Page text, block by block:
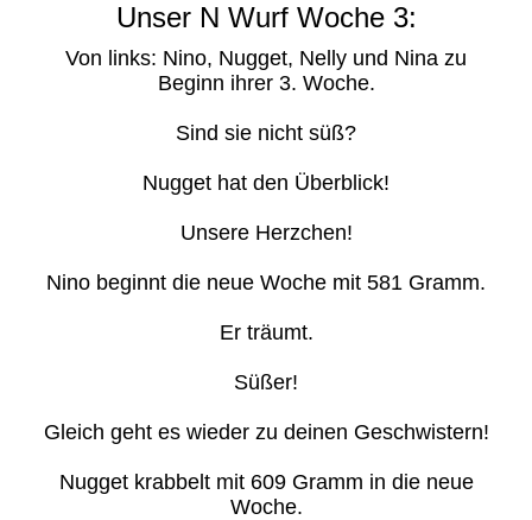
Unser N Wurf Woche 3:
Von links: Nino, Nugget, Nelly und Nina zu
Beginn ihrer 3. Woche.
Sind sie nicht süß?
Nugget hat den Überblick!
Unsere Herzchen!
Nino beginnt die neue Woche mit 581 Gramm.
Er träumt.
Süßer!
Gleich geht es wieder zu deinen Geschwistern!
Nugget krabbelt mit 609 Gramm in die neue
Woche.